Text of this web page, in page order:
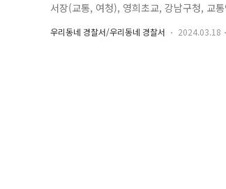
서장(교통, 여청), 영희초교, 강남구청, 교
어린이 교통안전 홍보물(연필, 스티커, 키
영 수서경찰서장은 "안심 등굣길을 만들
우리동네 경찰서/우리동네 경찰서 2024.03.18